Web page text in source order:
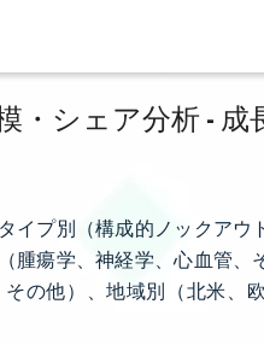
・シェア分析 - 成
イプ別（構成的ノックアウ
腫瘍学、神経学、心血管、
の他）、地域別（北米、